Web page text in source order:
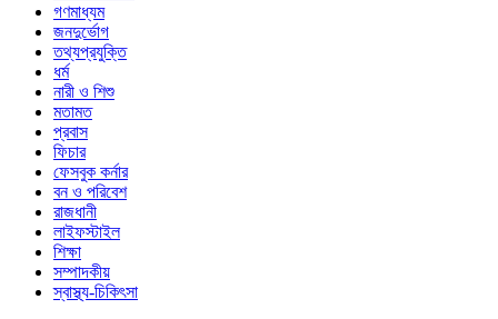
গণমাধ্যম
জনদুর্ভোগ
তথ্যপ্রযুক্তি
ধর্ম
নারী ও শিশু
মতামত
প্রবাস
ফিচার
ফেসবুক কর্নার
বন ও পরিবেশ
রাজধানী
লাইফস্টাইল
শিক্ষা
সম্পাদকীয়
স্বাস্থ্য-চিকিৎসা